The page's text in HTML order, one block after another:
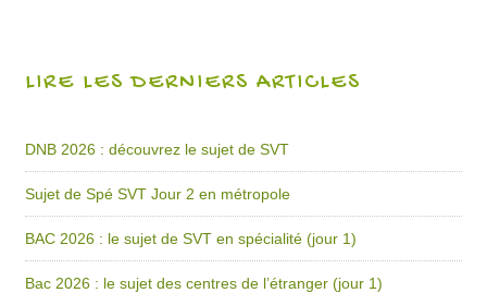
LIRE LES DERNIERS ARTICLES
DNB 2026 : découvrez le sujet de SVT
Sujet de Spé SVT Jour 2 en métropole
BAC 2026 : le sujet de SVT en spécialité (jour 1)
Bac 2026 : le sujet des centres de l’étranger (jour 1)